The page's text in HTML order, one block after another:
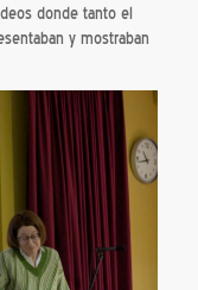
donde tanto el
y mostraban